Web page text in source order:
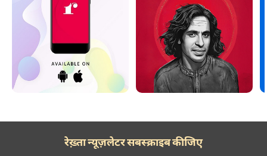
रेख़्ता न्यूज़लेटर सबस्क्राइब कीजिए